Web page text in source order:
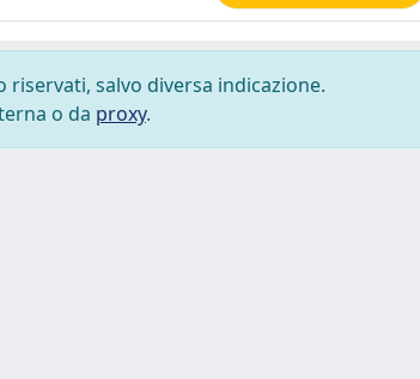
salvo diversa indicazione.
o da proxy.